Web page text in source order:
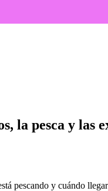
la pesca y
pescando y cuándo